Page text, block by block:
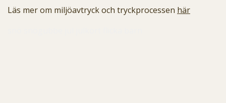
Läs mer om miljöavtryck och tryckprocessen här